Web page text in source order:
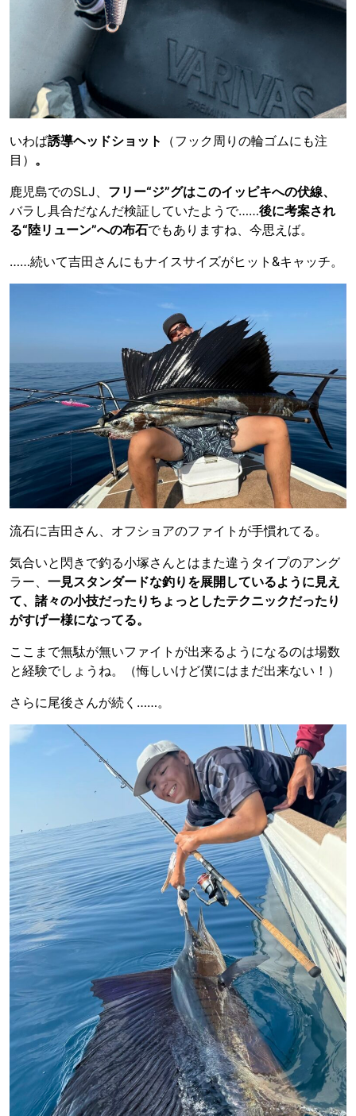
いわば誘導ヘッドショット
（フック周りの輪ゴムにも注
目） 。
鹿児島でのSLJ、 フリー“ジ”グはこのイッピキへの伏線、
バラし具合だなんだ検証していたようで……後に考案され
る“陸リューン”への布石でもありますね、今思えば。
……続いて吉田さんにもナイスサイズがヒット&キャッチ。
流石に吉田さん、オフショアのファイトが手慣れてる。
気合いと閃きで釣る小塚さんとはまた違うタイプのアング
ラー、 一見スタンダードな釣りを展開しているように見え
て、諸々の小技だったりちょっとしたテクニックだったり
がすげー様になってる。
ここまで無駄が無いファイトが出来るようになるのは場数
と経験でしょうね。（悔しいけど僕にはまだ出来ない！）
さらに尾後さんが続く……。